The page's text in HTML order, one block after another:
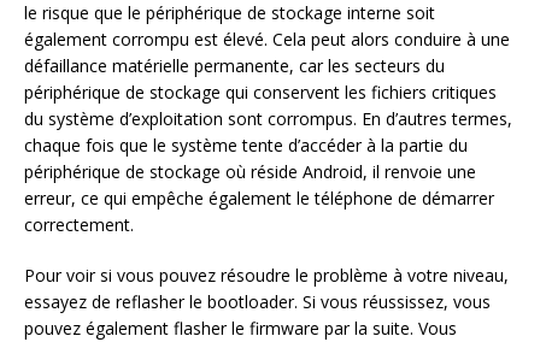
le risque que le périphérique de stockage interne soit
également corrompu est élevé. Cela peut alors conduire à une
défaillance matérielle permanente, car les secteurs du
périphérique de stockage qui conservent les fichiers critiques
du système d’exploitation sont corrompus. En d’autres termes,
chaque fois que le système tente d’accéder à la partie du
périphérique de stockage où réside Android, il renvoie une
erreur, ce qui empêche également le téléphone de démarrer
correctement.
Pour voir si vous pouvez résoudre le problème à votre niveau,
essayez de reflasher le bootloader. Si vous réussissez, vous
pouvez également flasher le firmware par la suite. Vous